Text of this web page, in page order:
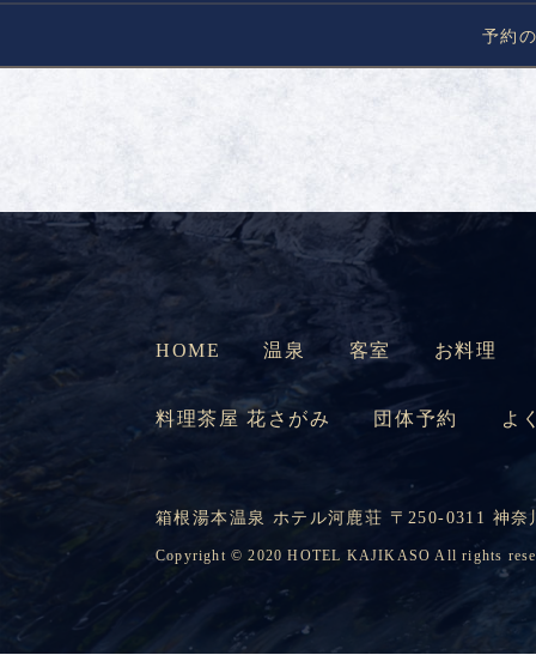
予約
HOME 温泉 客室 お料理
料理茶屋 花さがみ 団体予約 よ
箱根湯本温泉 ホテル河鹿荘 〒250-0311 神
Copyright © 2020 HOTEL KAJIKASO All rights